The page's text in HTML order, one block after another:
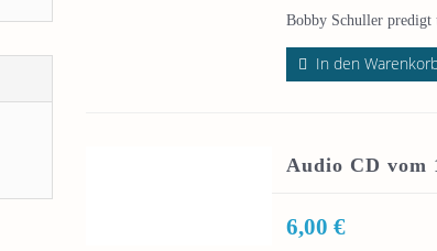
Bobby Schuller predigt
In den
Audio CD vom
6,00 €